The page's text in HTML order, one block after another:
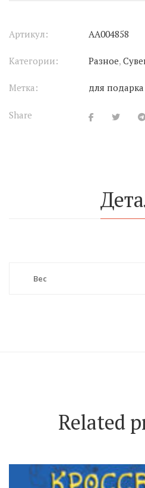
Артикул: АА004858
Категории: Разное,
Метка: для подарка
Share
Вес
Related